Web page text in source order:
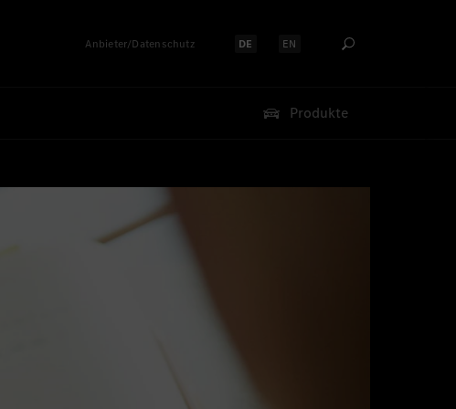
Anbieter/Datenschutz Sprache auswählen:
DE Sprache auswählen:
EN
Produkte